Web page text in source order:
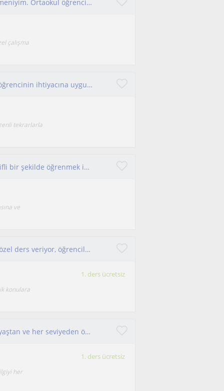
Merhaba! 9 yıllık deneyime sahip Türkçe öğretmeniyim. Ortaokul öğrencileri, LGS hazırlık grubu ve TYT Türkçe öğrencileriyle çalışı
çalışma
İlkokul, ortaokul, lise, TYT ve AYT seviyelerinde öğrencinin ihtiyacına uygun birebir ders planı hazırlıyorum.
tekrarlarla
İngilizceyi sıkıcı kurallarla değil, anlaşılır ve keyifli bir şekilde öğrenmek istiyorsan doğru yerdesin!
ve
Mersin'de ortaokul, lise, TYT ve AYT düzeyinde özel ders veriyor, öğrencilerimin hedeflerine ulaşmaları için hazırlıyorum.
1. ders ücretsiz
konulara
İngilizce öğretmeniyim. 2014 yılından beri her yaştan ve her seviyeden öğrenciye ders veriyorum.
1. ders ücretsiz
her